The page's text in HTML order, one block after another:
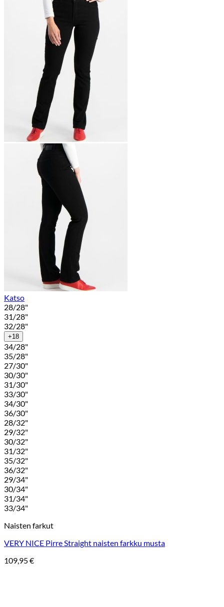
Katso
28/28"
31/28"
32/28"
+18
34/28"
35/28"
27/30"
30/30"
31/30"
33/30"
34/30"
36/30"
28/32"
29/32"
30/32"
31/32"
35/32"
36/32"
29/34"
30/34"
31/34"
33/34"
Naisten farkut
VERY NICE Pirre Straight naisten farkku musta
109,95€